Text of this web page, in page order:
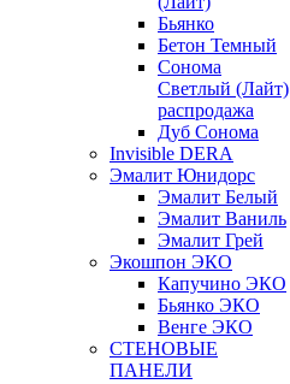
Бьянко
Бетон Темный
Сонома
Светлый (Лайт)
распродажа
Дуб Сонома
Invisible DERA
Эмалит Юнидорс
Эмалит Белый
Эмалит Ваниль
Эмалит Грей
Экошпон ЭКО
Капучино ЭКО
Бьянко ЭКО
Венге ЭКО
СТЕНОВЫЕ
ПАНЕЛИ